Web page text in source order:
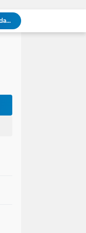
Babinsa Koramil 05/ Pwk Kandis, Patroli Pengamanan Line Pipa PHR dan Komsos Tentang SKK Migas
Polsek Kandis dan Petani Bersinergi, Jaga Jagung Tetap Tumbuh untuk Ketahanan Pangan